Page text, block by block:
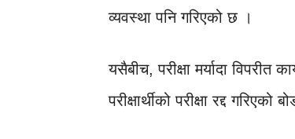
व्यवस्था पनि गरिएको छ ।
यसैबीच, परीक्षा मर्यादा विपरीत
परीक्षार्थीको परीक्षा रद्द गरिएको